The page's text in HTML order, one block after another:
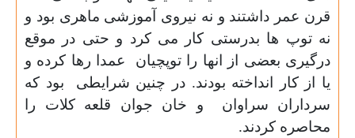
قرن عمر داشتند و نه نیروی آموزشی ماهری بود و
نه توپ ها بدرستی کار می کرد و حتی در موقع
درگیری بعضی از انها را توپچیان عمدا رها کرده و
یا از کار انداخته بودند. در چنین شرایطی بود که
سرداران سراوان و خان جوان قلعه کلات را
محاصره کردند.